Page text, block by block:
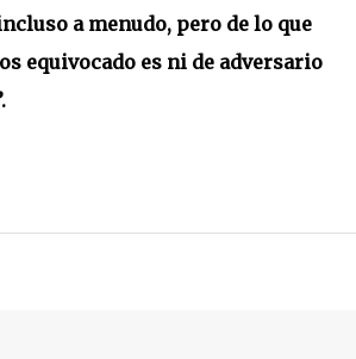
a menudo, pero de lo que
equivocado es ni de adversario